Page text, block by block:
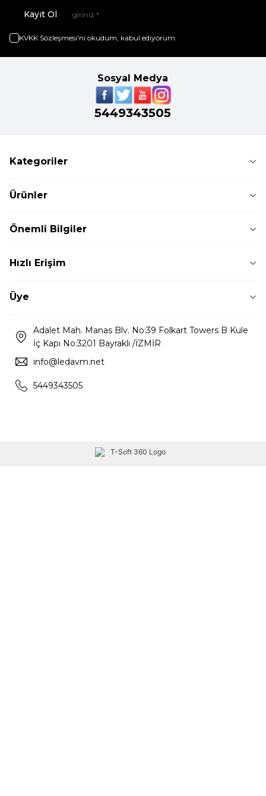
Kayıt Ol
KVKK Sözleşmesi'ni okudum, kabul ediyorum.
Sosyal Medya
5449343505
Kategoriler
Ürünler
Önemli Bilgiler
Hızlı Erişim
Üye
Adalet Mah. Manas Blv. No:39 Folkart Towers B Kule
İç Kapı No:3201 Bayraklı /İZMİR
info@ledavm.net
5449343505